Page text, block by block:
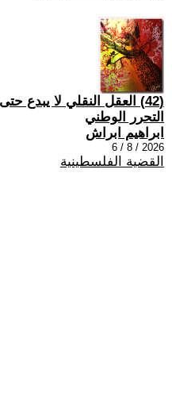
(42) العقل النقلي لا
التحرر الوطني
ابراهيم ابراش
2026 / 8 / 6
القضية الفلسطينية